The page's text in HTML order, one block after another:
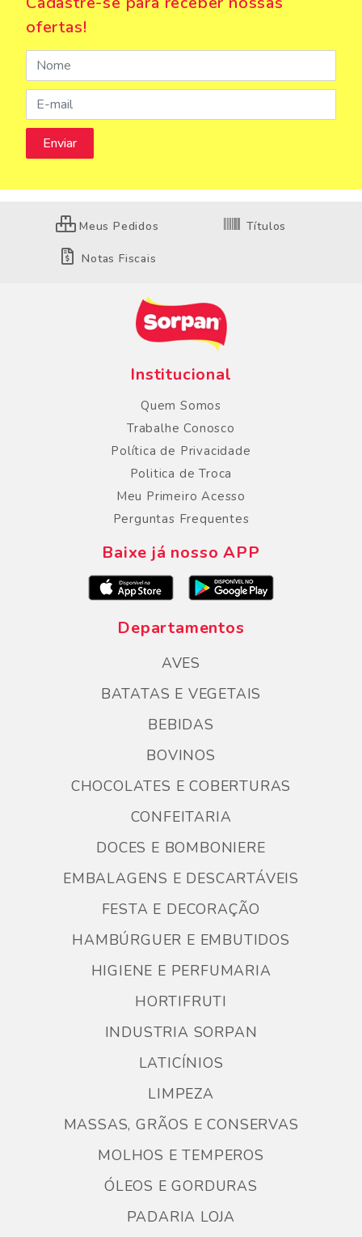
ofertas!
Meus Pedidos Títulos
Notas Fiscais
Institucional
Quem Somos
Trabalhe Conosco
Política de Privacidade
Politica de Troca
Meu Primeiro Acesso
Perguntas Frequentes
Baixe já nosso APP
Departamentos
AVES
BATATAS E VEGETAIS
BEBIDAS
BOVINOS
CHOCOLATES E COBERTURAS
CONFEITARIA
DOCES E BOMBONIERE
EMBALAGENS E DESCARTÁVEIS
FESTA E DECORAÇÃO
HAMBÚRGUER E EMBUTIDOS
HIGIENE E PERFUMARIA
HORTIFRUTI
INDUSTRIA SORPAN
LATICÍNIOS
LIMPEZA
MASSAS, GRÃOS E CONSERVAS
MOLHOS E TEMPEROS
ÓLEOS E GORDURAS
PADARIA LOJA